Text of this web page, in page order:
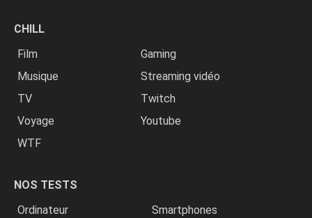
CHILL
Film
Gaming
Musique
Streaming vidéo
TV
Twitch
Voyage
Youtube
WTF
NOS TESTS
Ordinateur
Smartphones